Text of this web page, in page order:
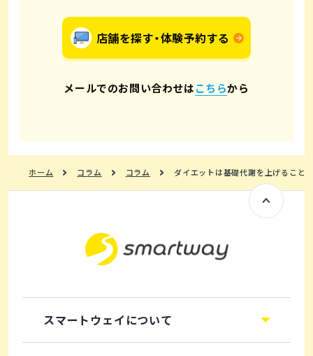
店舗を探す・体験予約する
メールでのお問い合わせはこちらから
ホーム コラム コラム ダイエットは基礎代謝を上げること
スマートウェイについて